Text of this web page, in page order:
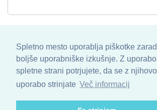
Spletno mesto uporablja piškotke
boljše uporabniške izkušnje. Z
spletne strani potrjujete, da se z njihovo
uporabo strinjate Več informacij
COPYRIGHT © 2013 - 2026 BYSKINBASE. ALL